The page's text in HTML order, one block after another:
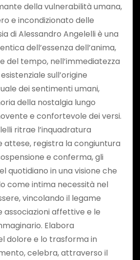
della vulnerabilità umana,
e incondizionato delle
di Alessandro Angelelli è una
dell’essenza dell’anima,
tempo, nell’immediatezza
sull’origine
dei sentimenti umani,
della nostalgia lungo
e confortevole dei versi.
ritrae l’inquadratura
attese, registra la congiuntura
e conferma, gli
quotidiano in una visione che
come intima necessità nel
vincolando il legame
associazioni affettive e le
Elabora
dolore e lo trasforma in
celebra, attraverso il